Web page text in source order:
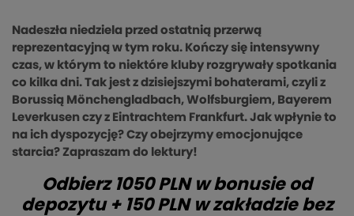
Nadeszła niedziela przed ostatnią przerwą
reprezentacyjną w tym roku. Kończy się intensywny
czas, w którym to niektóre kluby rozgrywały spotkania
co kilka dni. Tak jest z dzisiejszymi bohaterami, czyli z
Borussią Mönchengladbach, Wolfsburgiem, Bayerem
Leverkusen czy z Eintrachtem Frankfurt. Jak wpłynie to
na ich dyspozycję? Czy obejrzymy emocjonujące
starcia? Zapraszam do lektury!
Odbierz 1050 PLN w bonusie od
depozytu + 150 PLN w zakładzie bez